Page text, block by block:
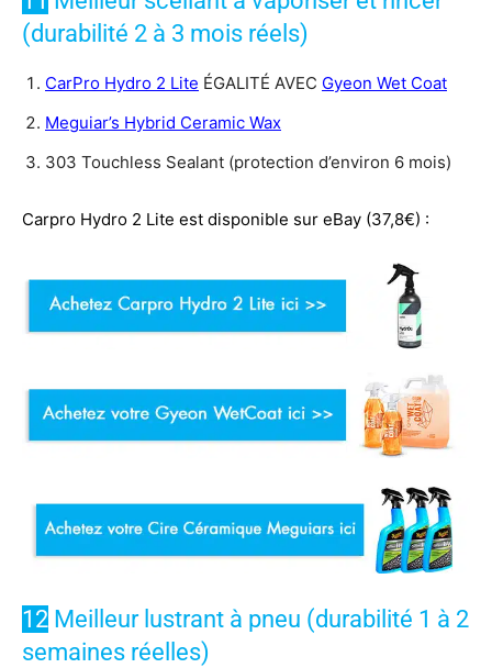
(durabilité 2 à 3 mois réels)
CarPro Hydro 2 Lite ÉGALITÉ AVEC Gyeon Wet Coat
Meguiar’s Hybrid Ceramic Wax
303 Touchless Sealant (protection d’environ 6 mois)
Carpro Hydro 2 Lite est disponible sur eBay (37,8€) :
12 Meilleur lustrant à pneu (durabilité 1 à 2
semaines réelles)